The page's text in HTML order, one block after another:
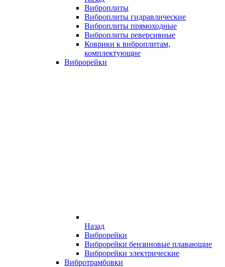
Виброплиты
Виброплиты гидравлические
Виброплиты прямоходные
Виброплиты реверсивные
Коврики к виброплитам,
комплектующие
Виброрейки
Назад
Виброрейки
Виброрейки бензиновые плавающие
Виброрейки электрические
Вибротрамбовки